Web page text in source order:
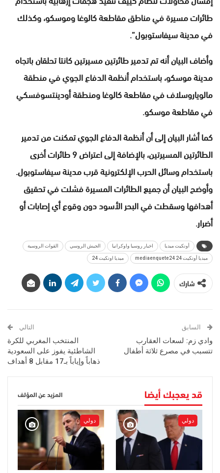
طائرات مسيرة في مناطق مقاطعة كالوغا وموسكو، وكذلك
في مدينة سيفاستوبول”.
وأضاف البيان أنه تم تدمير طائرتين مسيرتين كانتا تحلقان باتجاه
مدينة موسكو، باستخدام أنظمة الدفاع الجوي في منطقة
مالوياروسلاف في مقاطعة كالوغا ومنطقة أودينتسوفسكي
في مقاطعة موسكو.
كما أشار البيان إلى أن أنظمة الدفاع الجوي تمكنت من تدمير
الطائرتين المسيرتين، بالإضافة إلى اعتراض 9 طائرات أخرى
باستخدام وسائل الحرب الإلكترونية قرب مدينة سيفاستوبول.
وأوضح البيان أن جميع الطائرات المسيرة فشلت في تحقيق
أهدافها وسقطت في البحر الأسود دون وقوع أي إصابات أو
أضرار.
أونكيت ميديا اخبار روسيا واوكرانيا الجيش الروسي القوات الروسية
ميديا أونكيت 24 mediaenquete24 ميديا اونكيت 24
شارك
السابق
وادي زم: لسعات العقارب
تتسبب في مصرع ثلاثة أطفال
التالي
المنتخب المغربي للكرة
الشاطئية يفوز على السعودية
ذهاباً وإياباً بـ17 مقابل 8 أهداف
قد يعجبك أيضا المزيد عن المؤلف
دولي دولي